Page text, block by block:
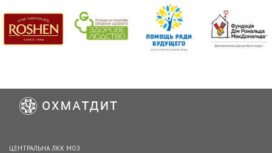
ЦЕНТРАЛЬНА ЛКК МОЗ